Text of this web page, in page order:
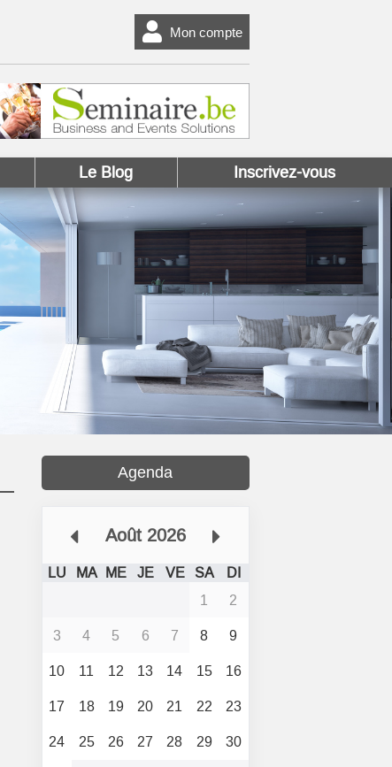
Mon compte
Le Blog Inscrivez-vous
Agenda
Août 2026
LU MA ME JE VE SA
DI
1
2
3
4 5 6 7 8
9
10
11 12 13 14 15
16
17
18 19 20 21 22
23
24
25 26 27 28 29
30